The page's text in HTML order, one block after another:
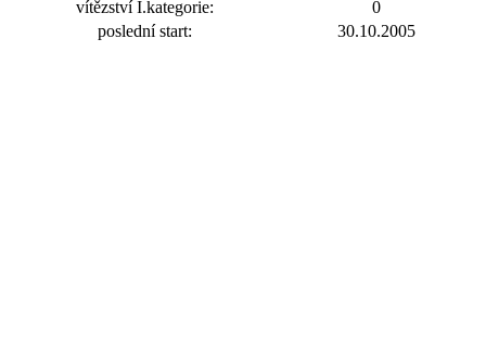
vítězství I.kategorie:
0
poslední start:
30.10.2005